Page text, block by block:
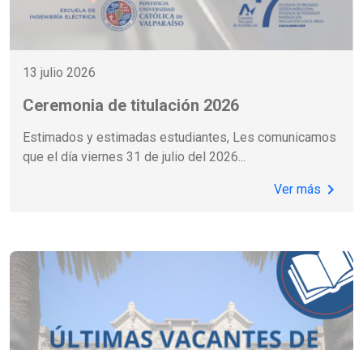
13 julio 2026
Ceremonia de titulación 2026
Estimados y estimadas estudiantes, Les comunicamos
que el día viernes 31 de julio del 2026...
Ver más chevron_right